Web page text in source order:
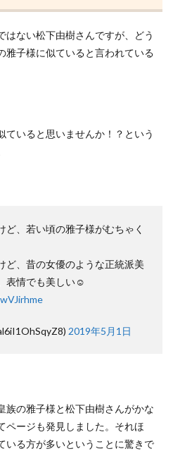
はない松下由樹さんですが、どう
雅子様に似ていると言われている
ていると思いませんか！？という
ど、若い頃の雅子様がむちゃく
ど、昔の女優のような正統派美
表情でも美しい☺️
2019年5月1日
族の雅子様と松下由樹さんがかな
ページも発見しました。それほ
いる方が多いということに驚きで